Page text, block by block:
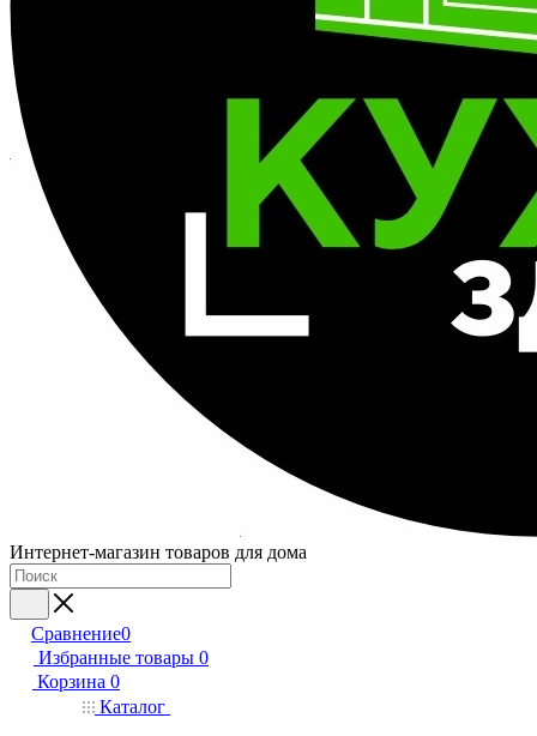
Интернет-магазин товаров для дома
Сравнение0
Избранные товары 0
Корзина 0
Каталог